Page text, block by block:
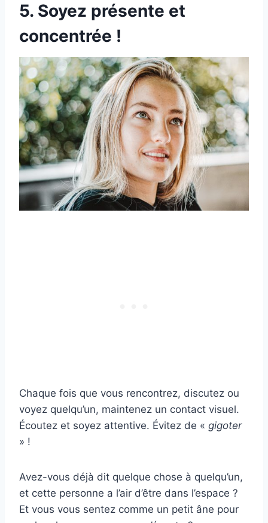
5. Soyez présente et
concentrée !
Chaque fois que vous rencontrez, discutez ou
voyez quelqu’un, maintenez un contact visuel.
Écoutez et soyez attentive. Évitez de « gigoter
» !
Avez-vous déjà dit quelque chose à quelqu’un,
et cette personne a l’air d’être dans l’espace ?
Et vous vous sentez comme un petit âne pour